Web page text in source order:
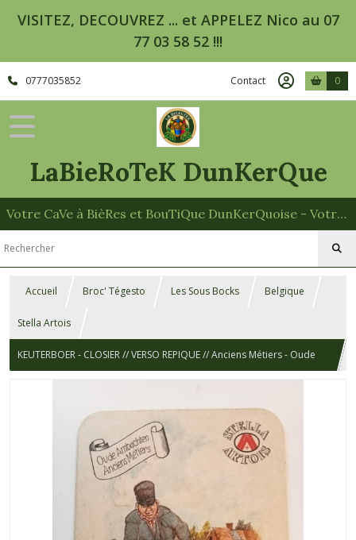
VISITEZ, DECOUVREZ ... et APPELEZ Nico au 07
77 03 58 52 !!!
0777035852 Contact 0
LaBieRoTeK DunKerQue
Votre CaVe à BièRes et BouTiQue DunKerQuoise - Votre Spécialiste des Paniers Garnis
Accueil Broc' Tégesto Les Sous Bocks Belgique
Stella Artois
KEUTERBOER - CLOSIER // VERSO REPIQUE // Anciens Métiers - Oude